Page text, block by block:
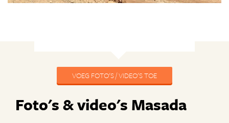
VOEG FOTO'S / VIDEO'S TOE
Foto's & video's Masada